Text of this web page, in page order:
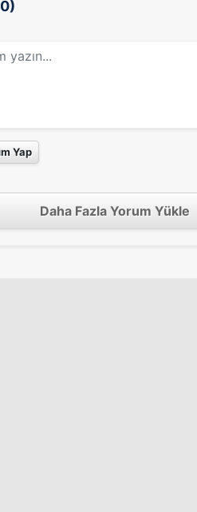
Yap
Daha Fazla Yorum Yükle